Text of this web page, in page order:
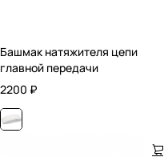
Башмак натяжителя цепи
главной передачи
2200 ₽